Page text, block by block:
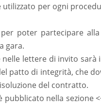
per ogni
poter partecipare
gara.
lettere di invito
patto di integrità, che
del contratto.
pubblicato nella sezione